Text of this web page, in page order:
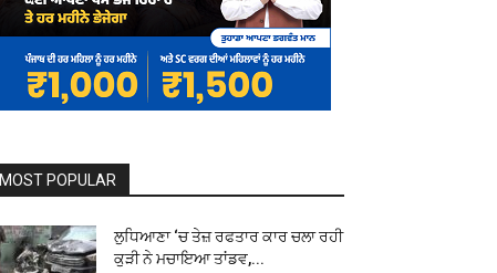
MOST POPULAR
ਲੁਧਿਆਣਾ ‘ਚ ਤੇਜ਼ ਰਫਤਾਰ ਕਾਰ ਚਲਾ ਰਹੀ
ਕੁੜੀ ਨੇ ਮਚਾਇਆ ਤਾਂਡਵ,...